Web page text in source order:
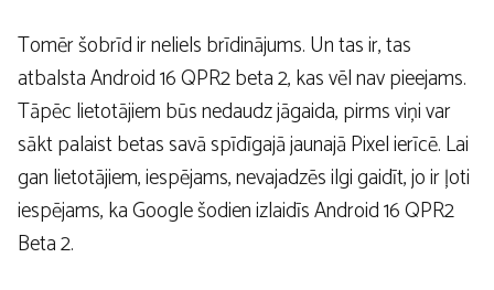
Tomēr šobrīd ir neliels brīdinājums. Un tas ir, tas
atbalsta Android 16 QPR2 beta 2, kas vēl nav pieejams.
Tāpēc lietotājiem būs nedaudz jāgaida, pirms viņi var
sākt palaist betas savā spīdīgajā jaunajā Pixel ierīcē. Lai
gan lietotājiem, iespējams, nevajadzēs ilgi gaidīt, jo ir ļoti
iespējams, ka Google šodien izlaidīs Android 16 QPR2
Beta 2.